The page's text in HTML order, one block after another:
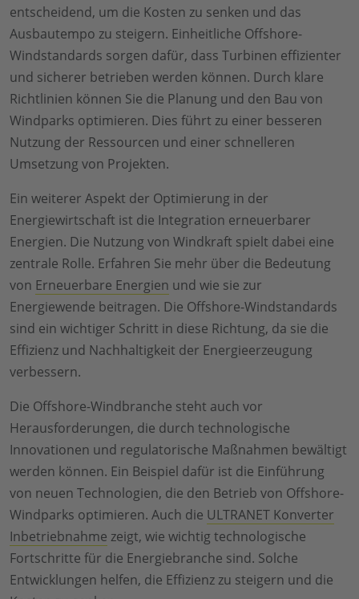
entscheidend, um die Kosten zu senken und das
Ausbautempo zu steigern. Einheitliche Offshore-
Windstandards sorgen dafür, dass Turbinen effizienter
und sicherer betrieben werden können. Durch klare
Richtlinien können Sie die Planung und den Bau von
Windparks optimieren. Dies führt zu einer besseren
Nutzung der Ressourcen und einer schnelleren
Umsetzung von Projekten.
Ein weiterer Aspekt der Optimierung in der
Energiewirtschaft ist die Integration erneuerbarer
Energien. Die Nutzung von Windkraft spielt dabei eine
zentrale Rolle. Erfahren Sie mehr über die Bedeutung
von Erneuerbare Energien und wie sie zur
Energiewende beitragen. Die Offshore-Windstandards
sind ein wichtiger Schritt in diese Richtung, da sie die
Effizienz und Nachhaltigkeit der Energieerzeugung
verbessern.
Die Offshore-Windbranche steht auch vor
Herausforderungen, die durch technologische
Innovationen und regulatorische Maßnahmen bewältigt
werden können. Ein Beispiel dafür ist die Einführung
von neuen Technologien, die den Betrieb von Offshore-
Windparks optimieren. Auch die ULTRANET Konverter
Inbetriebnahme zeigt, wie wichtig technologische
Fortschritte für die Energiebranche sind. Solche
Entwicklungen helfen, die Effizienz zu steigern und die